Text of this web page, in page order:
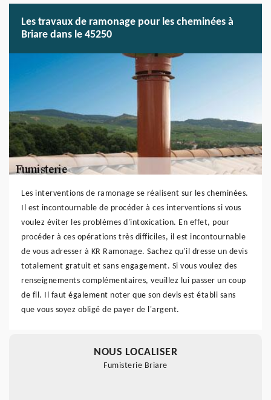
Les travaux de ramonage pour les cheminées à
Briare dans le 45250
Les interventions de ramonage se réalisent sur les cheminées.
Il est incontournable de procéder à ces interventions si vous
voulez éviter les problèmes d'intoxication. En effet, pour
procéder à ces opérations très difficiles, il est incontournable
de vous adresser à KR Ramonage. Sachez qu'il dresse un devis
totalement gratuit et sans engagement. Si vous voulez des
renseignements complémentaires, veuillez lui passer un coup
de fil. Il faut également noter que son devis est établi sans
que vous soyez obligé de payer de l'argent.
NOUS LOCALISER
Fumisterie Briare